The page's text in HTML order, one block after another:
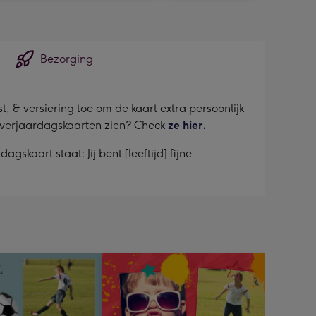
Bezorging
& versiering toe om de kaart extra persoonlijk
zien? Check ze hier.
staat: Jij bent [leeftijd] fijne